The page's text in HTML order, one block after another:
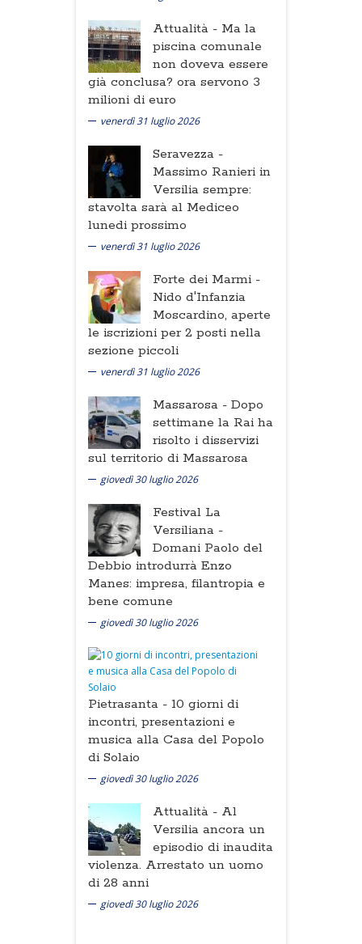
Attualità - Ma la
piscina comunale
non doveva essere
già conclusa? ora servono 3
milioni di euro
venerdì 31 luglio 2026
Seravezza -
Massimo Ranieri in
Versilia sempre:
stavolta sarà al Mediceo
lunedi prossimo
venerdì 31 luglio 2026
Forte dei Marmi -
Nido d'Infanzia
Moscardino, aperte
le iscrizioni per 2 posti nella
sezione piccoli
venerdì 31 luglio 2026
Massarosa - Dopo
settimane la Rai ha
risolto i disservizi
sul territorio di Massarosa
giovedì 30 luglio 2026
Festival La
Versiliana -
Domani Paolo del
Debbio introdurrà Enzo
Manes: impresa, filantropia e
bene comune
giovedì 30 luglio 2026
Pietrasanta - 10 giorni di
incontri, presentazioni e
musica alla Casa del Popolo
di Solaio
giovedì 30 luglio 2026
Attualità - Al
Versilia ancora un
episodio di inaudita
violenza. Arrestato un uomo
di 28 anni
giovedì 30 luglio 2026